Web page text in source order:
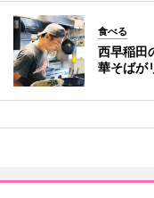
食べる
西早稲田
華そばが